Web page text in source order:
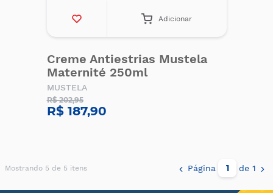
Adicionar
Creme Antiestrias Mustela
Maternité 250ml
MUSTELA
R$ 202,95
R$ 187,90
Mostrando 5 de 5 itens Página de 1